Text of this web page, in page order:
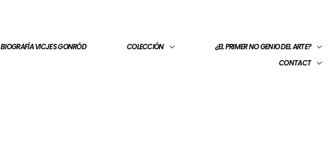
BIOGRAFÍA VICJES GONRÓD COLECCIÓN
¿EL PRIMER NO GENIO DEL ARTE?
CONTACT